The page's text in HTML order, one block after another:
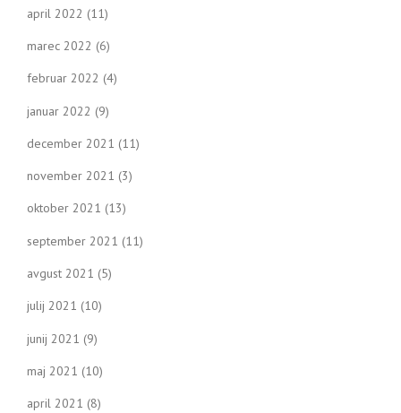
april 2022 (11)
marec 2022 (6)
februar 2022 (4)
januar 2022 (9)
december 2021 (11)
november 2021 (3)
oktober 2021 (13)
september 2021 (11)
avgust 2021 (5)
julij 2021 (10)
junij 2021 (9)
maj 2021 (10)
april 2021 (8)